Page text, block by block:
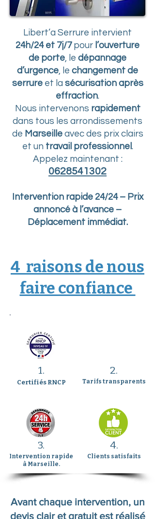
Libert’a Serrure intervient
24h/24 et 7j/7pour l’ouverture
de porte, le dépannage
d’urgence, le changement de
serrureet la sécurisation après
effraction.
Nous intervenons rapidement
dans tous les arrondissements
de Marseilleavec des prix clairs
et un travail professionnel .
Appelez maintenant :
0628541302
Intervention rapide 24/24 – Prix
annoncé à l’avance –
Déplacement immédiat.
4 raisons de nous
faire confiance
1. 2.
Certifiés RNCP Tarifs transparents
3. 4.
Intervention rapide
à Marseille.
Clients satisfaits
Avant chaque intervention, un
devis clair et gratuit est réalisé